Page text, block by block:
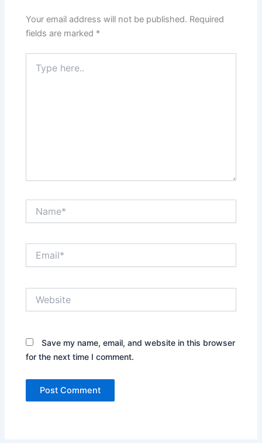
Your email address will not be published. Required
fields are marked *
here..
Save my name, email, and website in this browser
for the next time I comment.